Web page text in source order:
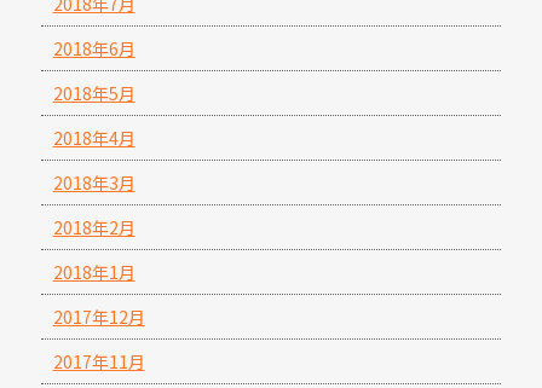
2018年6月
2018年5月
2018年4月
2018年3月
2018年2月
2018年1月
2017年12月
2017年11月